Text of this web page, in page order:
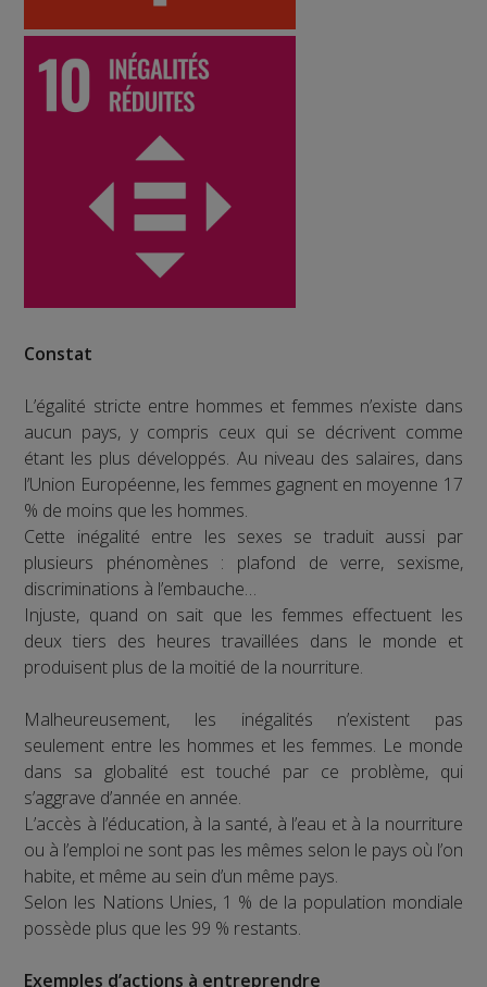
Constat
L’égalité stricte entre hommes et femmes n’existe dans
aucun pays, y compris ceux qui se décrivent comme
étant les plus développés. Au niveau des salaires, dans
l’Union Européenne, les femmes gagnent en moyenne 17
% de moins que les hommes.
Cette inégalité entre les sexes se traduit aussi par
plusieurs phénomènes : plafond de verre, sexisme,
discriminations à l’embauche…
Injuste, quand on sait que les femmes effectuent les
deux tiers des heures travaillées dans le monde et
produisent plus de la moitié de la nourriture.
Malheureusement, les inégalités n’existent pas
seulement entre les hommes et les femmes. Le monde
dans sa globalité est touché par ce problème, qui
s’aggrave d’année en année.
L’accès à l’éducation, à la santé, à l’eau et à la nourriture
ou à l’emploi ne sont pas les mêmes selon le pays où l’on
habite, et même au sein d’un même pays.
Selon les Nations Unies, 1 % de la population mondiale
possède plus que les 99 % restants.
Exemples d’actions à entreprendre